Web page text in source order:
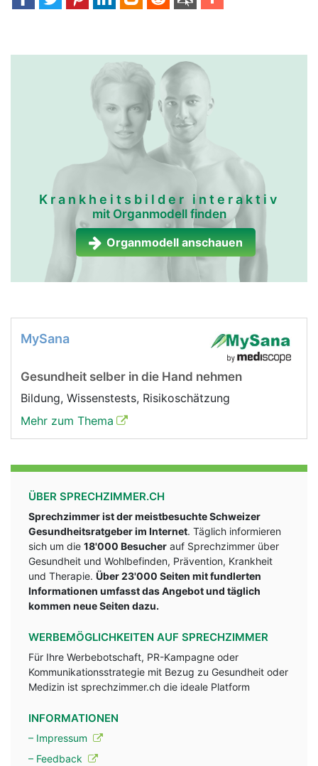
Krankheitsbilder interaktiv
mit Organmodell finden
Organmodell anschauen
MySana
Gesundheit selber in die Hand nehmen
Bildung, Wissenstests, Risikoschätzung
Mehr zum Thema
ÜBER SPRECHZIMMER.CH
Sprechzimmer ist der meistbesuchte Schweizer
Gesundheitsratgeber im Internet. Täglich informieren
sich um die 18'000 Besucher auf Sprechzimmer über
Gesundheit und Wohlbefinden, Prävention, Krankheit
und Therapie. Über 23'000 Seiten mit fundlerten
Informationen umfasst das Angebot und täglich
kommen neue Seiten dazu.
WERBEMÖGLICHKEITEN AUF SPRECHZIMMER
Für Ihre Werbebotschaft, PR-Kampagne oder
Kommunikationsstrategie mit Bezug zu Gesundheit oder
Medizin ist sprechzimmer.ch die ideale Platform
INFORMATIONEN
– Impressum
– Feedback